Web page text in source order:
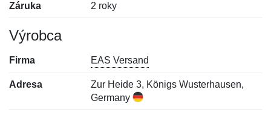
Záruka 2 roky
Výrobca
Firma EAS Versand
Adresa
Zur Heide 3, Königs Wusterhausen,
Germany